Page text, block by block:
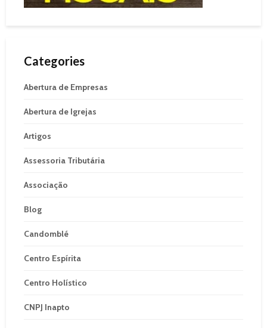
Categories
Abertura de Empresas
Abertura de Igrejas
Artigos
Assessoria Tributária
Associação
Blog
Candomblé
Centro Espírita
Centro Holístico
CNPJ Inapto